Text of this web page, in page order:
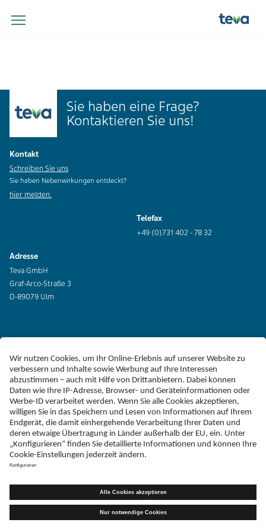
Sie haben eine Frage?
Kontaktieren Sie uns!
Kontakt
Schreiben Sie uns
Sie haben Nebenwirkungen entdeckt?
hier melden.
Telefax
+49 (0)731 402 - 78 32
Adresse
Teva GmbH
Graf-Arco-Straße 3
D-89079 Ulm
Erklärung zur Barrierefreiheit
Impressum
Liefer-AGB
Datenschutz
Haftungsausschluss
Follow Teva